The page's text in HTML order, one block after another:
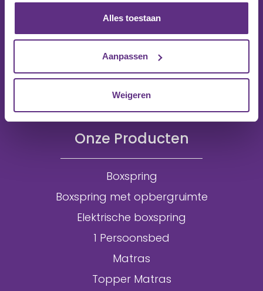
Alles toestaan
Aanpassen
Weigeren
Onze Producten
Boxspring
Boxspring met opbergruimte
Elektrische boxspring
1 Persoonsbed
Matras
Topper Matras